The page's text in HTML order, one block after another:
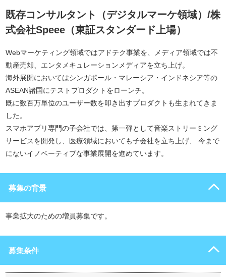
既存コンサルタント（デジタルマーケ領域）/株
式会社Speee（東証スタンダード上場）
Webマーケティング領域ではアドテク事業を、メディア領域では不
動産売却、エンタメキュレーションメディアを立ち上げ。
海外展開においてはシンガポール・マレーシア・インドネシア等の
ASEAN諸国にテストプロダクトをローンチ。
既に数百万単位のユーザー数を叩き出すプロダクトも生まれてきま
した。
スマホアプリ専門の子会社では、第一弾として音楽ストリーミング
サービスを開発し、医療領域においても子会社を立ち上げ、 今まで
にないイノベーティブな事業展開を進めています。
募集の背景
事業拡大のための増員募集です。
募集条件